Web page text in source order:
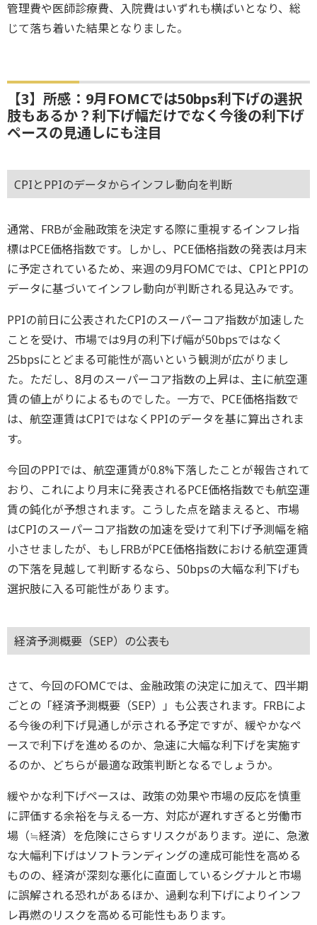
管理費や医師診療費、入院費はいずれも横ばいとなり、総
じて落ち着いた結果となりました。
【3】所感：9月FOMCでは50bps利下げの選択
肢もあるか？利下げ幅だけでなく今後の利下げ
ペースの見通しにも注目
CPIとPPIのデータからインフレ動向を判断
通常、FRBが金融政策を決定する際に重視するインフレ指
標はPCE価格指数です。しかし、PCE価格指数の発表は月末
に予定されているため、来週の9月FOMCでは、CPIとPPIの
データに基づいてインフレ動向が判断される見込みです。
PPIの前日に公表されたCPIのスーパーコア指数が加速した
ことを受け、市場では9月の利下げ幅が50bpsではなく
25bpsにとどまる可能性が高いという観測が広がりまし
た。ただし、8月のスーパーコア指数の上昇は、主に航空運
賃の値上がりによるものでした。一方で、PCE価格指数で
は、航空運賃はCPIではなくPPIのデータを基に算出されま
す。
今回のPPIでは、航空運賃が0.8%下落したことが報告されて
おり、これにより月末に発表されるPCE価格指数でも航空運
賃の鈍化が予想されます。こうした点を踏まえると、市場
はCPIのスーパーコア指数の加速を受けて利下げ予測幅を縮
小させましたが、もしFRBがPCE価格指数における航空運賃
の下落を見越して判断するなら、50bpsの大幅な利下げも
選択肢に入る可能性があります。
経済予測概要（SEP）の公表も
さて、今回のFOMCでは、金融政策の決定に加えて、四半期
ごとの「経済予測概要（SEP）」も公表されます。FRBによ
る今後の利下げ見通しが示される予定ですが、緩やかなペ
ースで利下げを進めるのか、急速に大幅な利下げを実施す
るのか、どちらが最適な政策判断となるでしょうか。
緩やかな利下げペースは、政策の効果や市場の反応を慎重
に評価する余裕を与える一方、対応が遅れすぎると労働市
場（≒経済）を危険にさらすリスクがあります。逆に、急激
な大幅利下げはソフトランディングの達成可能性を高める
ものの、経済が深刻な悪化に直面しているシグナルと市場
に誤解される恐れがあるほか、過剰な利下げによりインフ
レ再燃のリスクを高める可能性もあります。